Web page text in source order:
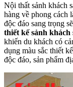
Nội thất sảnh khách
hàng về phong cách
độc đáo sang trọng
thiết kế sảnh khách
khiến du khách có
dụng màu sắc thiết
độc đáo, sản phẩm